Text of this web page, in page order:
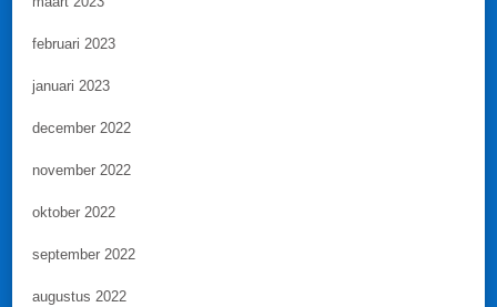
februari 2023
januari 2023
december 2022
november 2022
oktober 2022
september 2022
augustus 2022